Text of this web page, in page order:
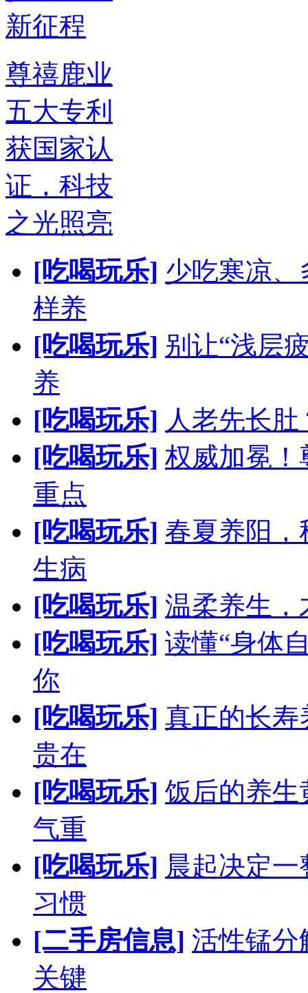
尊禧鹿业
五大专利
获国家认
证，科技
之光照亮
[吃喝玩乐] 少吃寒凉
样养
[吃喝玩乐] 别让“浅层
养
[吃喝玩乐] 人老先长
[吃喝玩乐] 权威加冕！
重点
[吃喝玩乐] 春夏养阳
生病
[吃喝玩乐] 温柔养生，
[吃喝玩乐] 读懂“身体
你
[吃喝玩乐] 真正的长寿
贵在
[吃喝玩乐] 饭后的养生
气重
[吃喝玩乐] 晨起决定
习惯
[二手房信息] 活性锰分
关键